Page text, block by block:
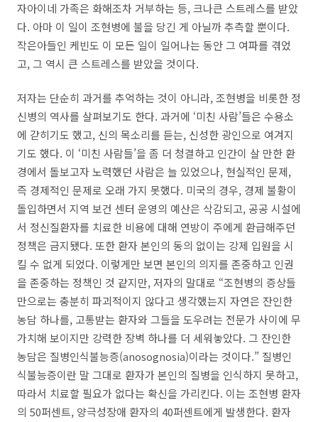
자아이네 가족은 화해조차 거부하는 등, 크나큰 스트레스를 받았
다. 아마 이 일이 조현병에 불을 당긴 게 아닐까 추측할 뿐이다.
작은아들인 케빈도 이 모든 일이 일어나는 동안 그 여파를 겪었
고, 그 역시 큰 스트레스를 받았을 것이다.
저자는 단순히 과거를 추억하는 것이 아니라, 조현병을 비롯한 정
신병의 역사를 살펴보기도 한다. 과거에 ‘미친 사람’들은 수용소
에 갇히기도 했고, 신의 목소리를 듣는, 신성한 광인으로 여겨지
기도 했다. 이 ‘미친 사람들’을 좀 더 청결하고 인간이 살 만한 환
경에서 돌보고자 노력했던 사람은 늘 있었으나, 현실적인 문제,
즉 경제적인 문제로 오래 가지 못했다. 미국의 경우, 경제 불황이
돌입하면서 지역 보건 센터 운영의 예산은 삭감되고, 공공 시설에
서 정신질환자를 치료한 비용에 대해 연방이 주에게 환급해주던
정책은 금지됐다. 또한 환자 본인의 동의 없이는 강제 입원을 시
킬 수 없게 되었다. 이렇게만 보면 본인의 의지를 존중하고 인권
을 존중하는 정책인 것 같지만, 저자의 말대로 “조현병의 증상들
만으로는 충분히 파괴적이지 않다고 생각했는지 자연은 잔인한
농담 하나를, 고통받는 환자와 그들을 도우려는 전문가 사이에 무
가치해 보이지만 강력한 장벽 하나를 더 세워놓았다. 그 잔인한
농담은 질병인식불능증(anosognosia)이라는 것이다.” 질병인
식불능증이란 말 그대로 환자가 본인의 질병을 인식하지 못하고,
따라서 치료할 필요가 없다는 확신을 가리킨다. 이는 조현병 환자
의 50퍼센트, 양극성장애 환자의 40퍼센트에게 발생한다. 환자